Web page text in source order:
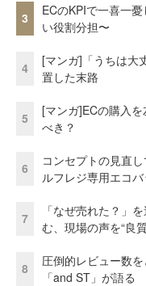
3
ECのKPIで一喜一
い役割分担〜
4
[マンガ]「うちは大
置した末路
5
[マンガ]ECの購入
べき？
6
コンセプトの見直
ルフレジ専用エコ
7
「なぜ売れた？」
む、現場の声を“良
8
圧倒的レビュー数
「and ST」が語る